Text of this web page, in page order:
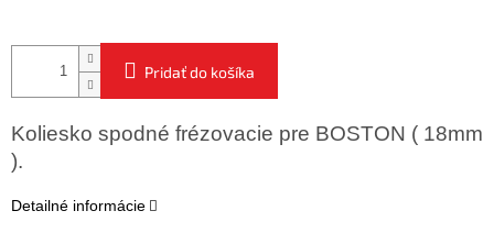
Pridať do košíka
Koliesko spodné frézovacie pre BOSTON ( 18mm
).
Detailné informácie